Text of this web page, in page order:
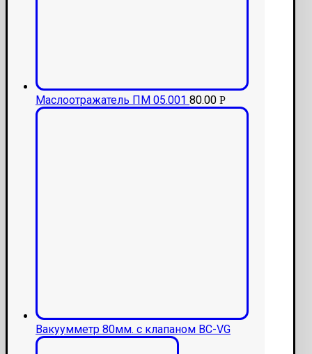
Маслоотражатель ПМ 05.001 80.00 Р
Вакуумметр 80мм. с клапаном ВС-VG